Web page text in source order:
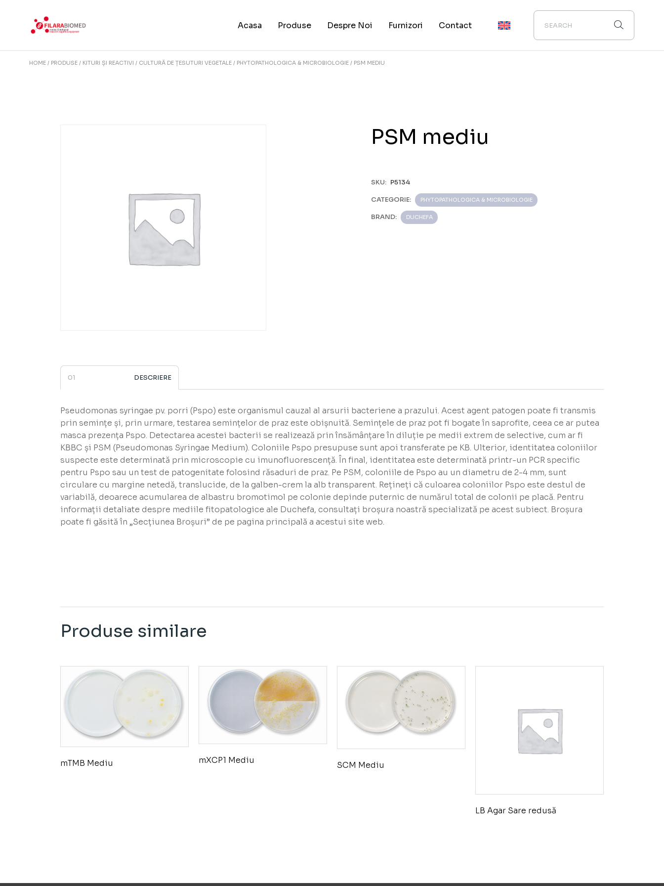
Acasa Produse Despre Noi Furnizori Contact
HOME PRODUSE KITURI ȘI REACTIVI CULTURĂ DE ȚESUTURI VEGETALE PHYTOPATHOLOGICA & MICROBIOLOGIE PSM MEDIU
PSM mediu
SKU: P5134
CATEGORIE: PHYTOPATHOLOGICA & MICROBIOLOGIE
BRAND: DUCHEFA
DESCRIERE
Pseudomonas syringae pv. porri (Pspo) este organismul cauzal al arsurii bacteriene a prazului. Acest agent patogen poate fi transmis
prin semințe și, prin urmare, testarea semințelor de praz este obișnuită. Semințele de praz pot fi bogate în saprofite, ceea ce ar putea
masca prezența Pspo. Detectarea acestei bacterii se realizează prin însămânțare în diluție pe medii extrem de selective, cum ar fi
KBBC și PSM (Pseudomonas Syringae Medium). Coloniile Pspo presupuse sunt apoi transferate pe KB. Ulterior, identitatea coloniilor
suspecte este determinată prin microscopie cu imunofluorescență. În final, identitatea este determinată printr-un PCR specific
pentru Pspo sau un test de patogenitate folosind răsaduri de praz. Pe PSM, coloniile de Pspo au un diametru de 2-4 mm, sunt
circulare cu margine netedă, translucide, de la galben-crem la alb transparent. Rețineți că culoarea coloniilor Pspo este destul de
variabilă, deoarece acumularea de albastru bromotimol pe colonie depinde puternic de numărul total de colonii pe placă. Pentru
informații detaliate despre mediile fitopatologice ale Duchefa, consultați broșura noastră specializată pe acest subiect. Broșura
poate fi găsită în „Secțiunea Broșuri” de pe pagina principală a acestui site web.
Produse similare
mTMB Mediu mXCP1 Mediu SCM Mediu
LB Agar Sare redusă